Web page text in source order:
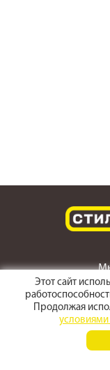
Этот сайт
Продолжая
условиями